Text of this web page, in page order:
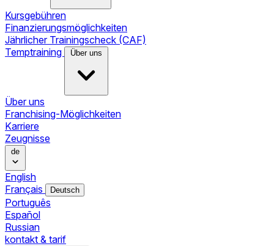
Kursgebühren
Finanzierungsmöglichkeiten
Jährlicher Trainingscheck (CAF)
Temptraining
Über uns
Über uns
Franchising-Möglichkeiten
Karriere
Zeugnisse
de
English
Français
Deutsch
Português
Español
Russian
kontakt & tarif